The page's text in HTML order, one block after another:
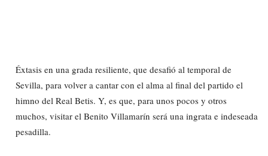
Éxtasis en una grada resiliente, que desafió al temporal de
Sevilla, para volver a cantar con el alma al final del partido el
himno del Real Betis. Y, es que, para unos pocos y otros
muchos, visitar el Benito Villamarín será una ingrata e indeseada
pesadilla.